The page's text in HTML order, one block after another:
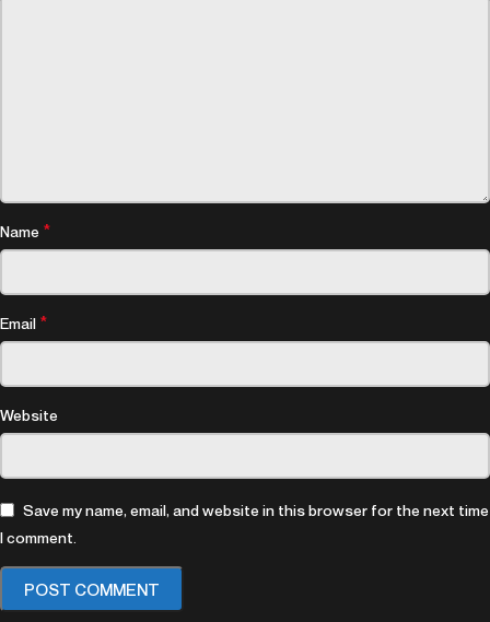
Name *
Email *
Website
Save my name, email, and website in this browser for the next time
I comment.